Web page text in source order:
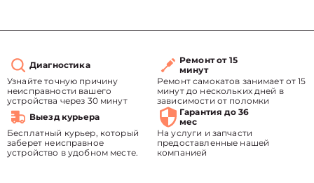
Диагностика
Узнайте точную причину
неисправности вашего
устройства через 30 минут
Ремонт от 15
минут
Ремонт самокатов занимает от 15
минут до нескольких дней в
зависимости от поломки
Выезд курьера
Бесплатный курьер, который
заберет неисправное
устройство в удобном месте.
Гарантия до 36
мес
На услуги и запчасти
предоставленные нашей
компанией